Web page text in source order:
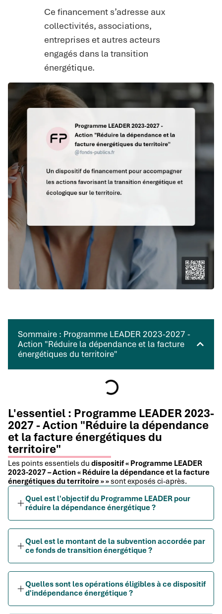
Ce financement s’adresse aux
collectivités, associations,
entreprises et autres acteurs
engagés dans la transition
énergétique.
Sommaire : Programme LEADER 2023-2027 -
Action "Réduire la dépendance et la facture
énergétiques du territoire"
L'essentiel : Programme LEADER 2023-
2027 - Action "Réduire la dépendance
et la facture énergétiques du
territoire"
Les points essentiels du dispositif « Programme LEADER
2023-2027 – Action « Réduire la dépendance et la facture
énergétiques du territoire » » sont exposés ci-après.
Quel est l'objectif du Programme LEADER pour
réduire la dépendance énergétique ?
Quel est le montant de la subvention accordée par
ce fonds de transition énergétique ?
Quelles sont les opérations éligibles à ce dispositif
d'indépendance énergétique ?